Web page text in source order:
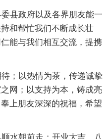
县政府以及各界朋友能一
和帮忙我们不断成长壮
能与我们相互交流，提携
；以热情为茶，传递诚挚
网；以支持为本，铸成亮
上朋友深深的祝福，希望